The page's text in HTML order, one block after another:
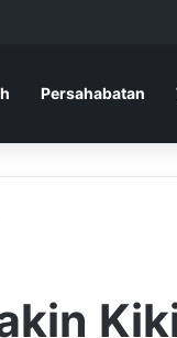
Persahabatan